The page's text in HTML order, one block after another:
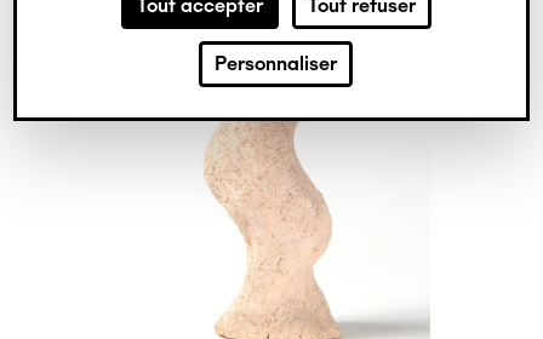
Tout accepter Tout refuser
Personnaliser